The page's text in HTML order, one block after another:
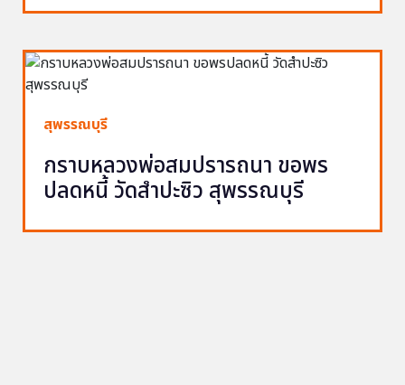
สุพรรณบุรี
กราบหลวงพ่อสมปรารถนา ขอพร
ปลดหนี้ วัดสำปะซิว สุพรรณบุรี